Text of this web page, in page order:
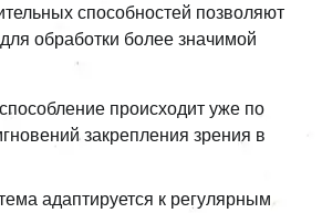
способностей позволяют
обработки более значимой
происходит уже по
закрепления зрения в
адаптируется к регулярным